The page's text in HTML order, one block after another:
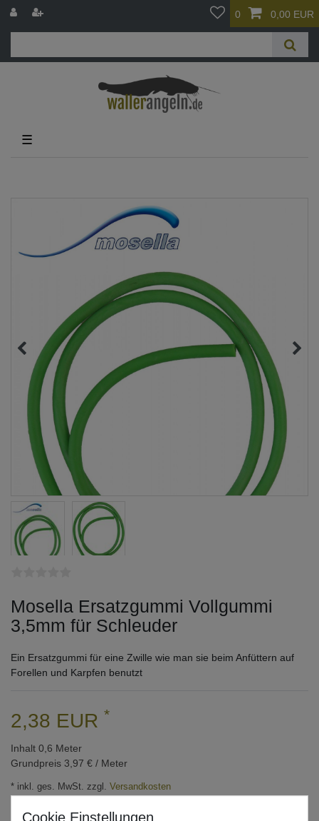
0 0,00 EUR
☰
Mosella Ersatzgummi Vollgummi
3,5mm für Schleuder
Ein Ersatzgummi für eine Zwille wie man sie beim Anfüttern auf
Forellen und Karpfen benutzt
2,38 EUR *
Inhalt 0,6 Meter
Grundpreis 3,97 € / Meter
* inkl. ges. MwSt. zzgl. Versandkosten
Lieferzeit 1-3 Tage (Deutschland); 3-7 Tage (Ausland)